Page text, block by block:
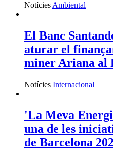
Notícies Ambiental
El Banc
aturar el
miner Ariana al
Notícies Internacional
'La Meva
una de les
de Barcelona